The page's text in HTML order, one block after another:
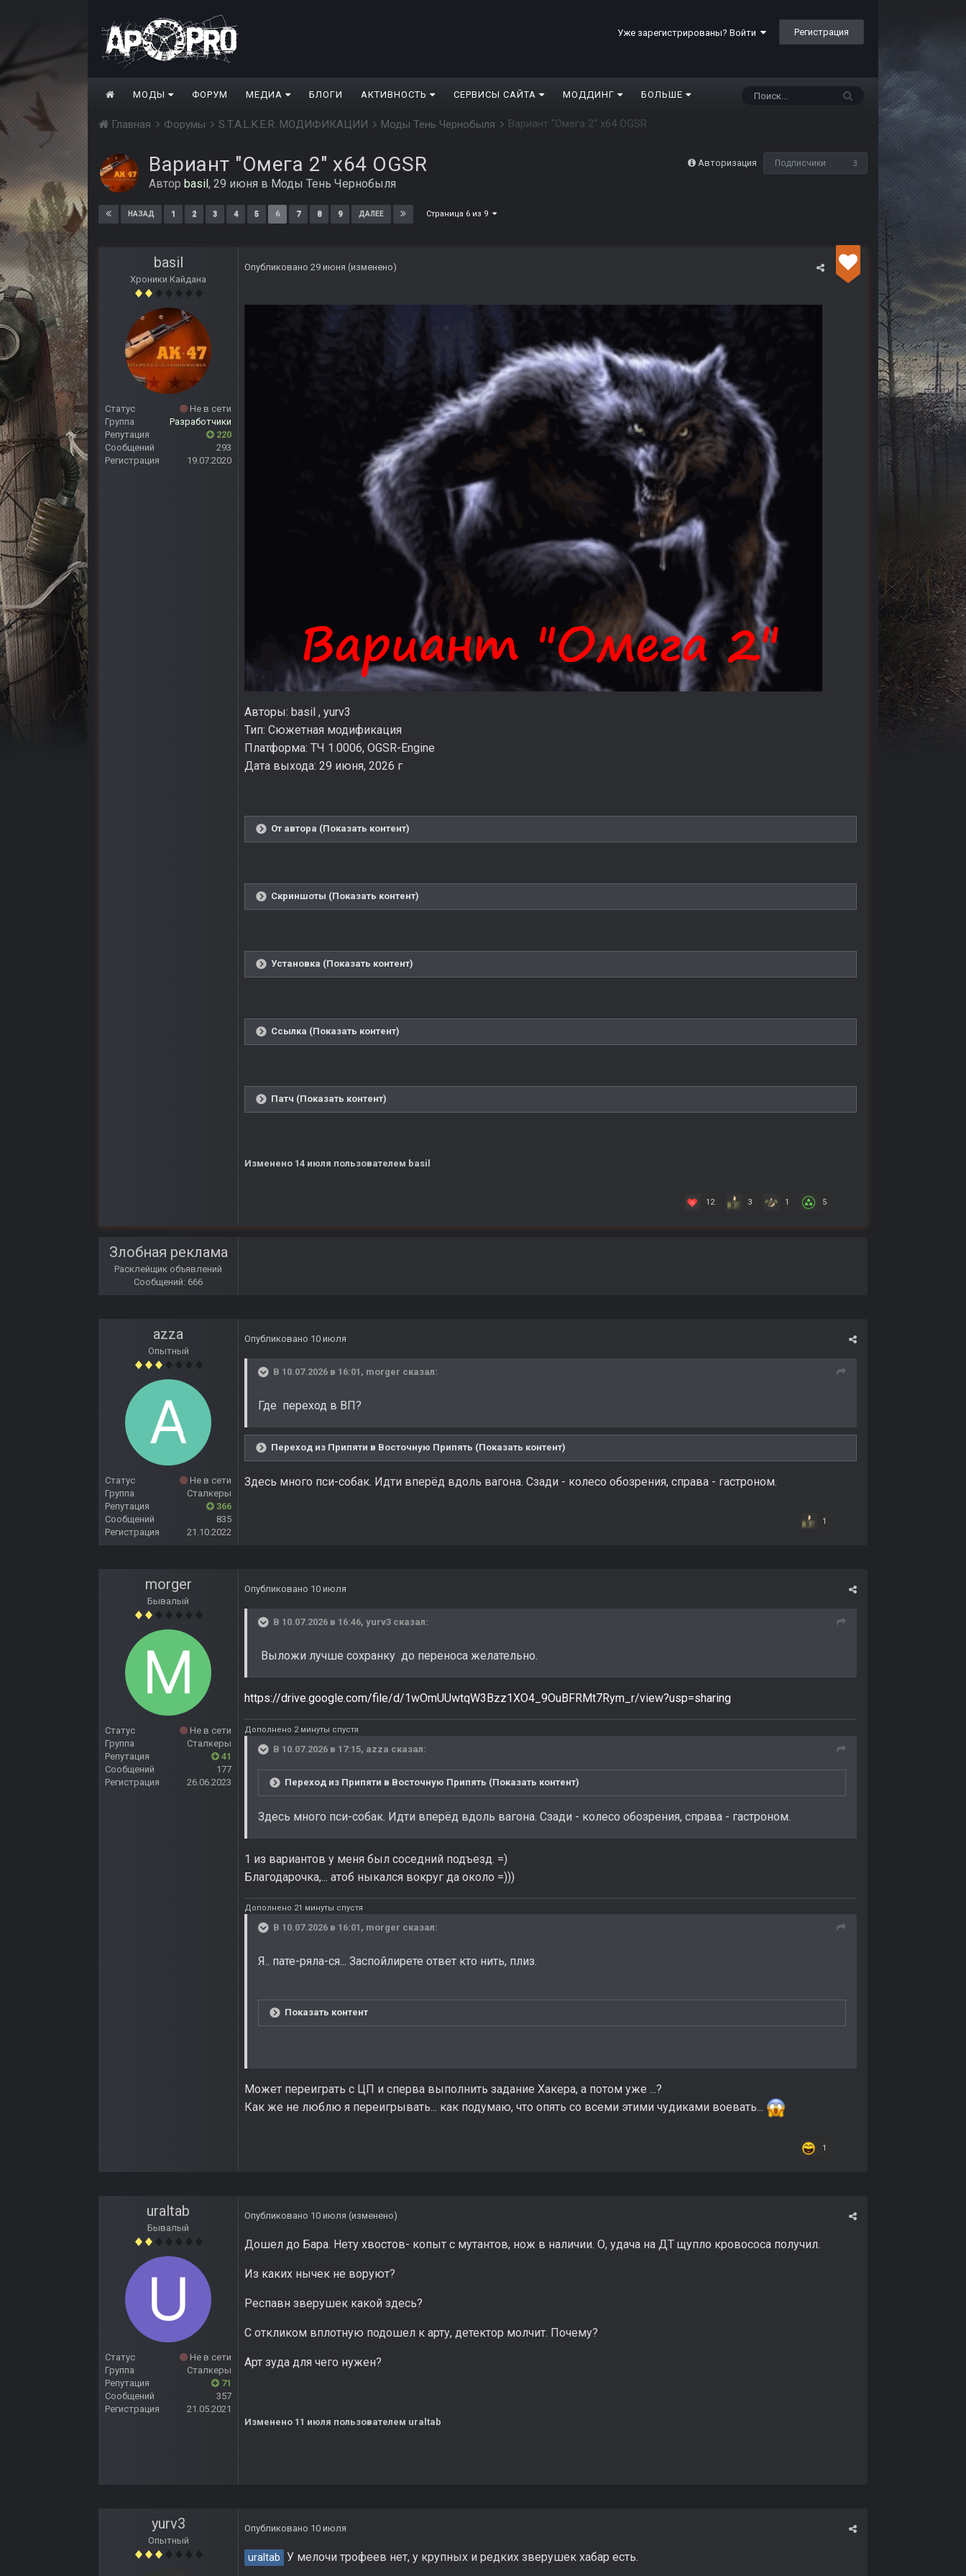
Уже зарегистрированы? Войти Регистрация
МОДЫ ФОРУМ МЕДИА БЛОГИ АКТИВНОСТЬ СЕРВИСЫ САЙТА МОДДИНГ БОЛЬШЕ
Главная Форумы S.T.A.L.K.E.R. МОДИФИКАЦИИ Моды Тень Чернобыля Вариант "Омега 2" x64 OGSR
Авторизация Подписчики 3
Вариант "Омега 2" x64 OGSR
Автор basil, 29 июня в Моды Тень Чернобыля
НАЗАД 1 2 3 4 5 6 7 8 9 ДАЛЕЕ Страница 6 из 9
basil
Хроники Кайдана
Статус
Не в сети
Группа
Разработчики
Репутация
220
Сообщений
293
Регистрация
19.07.2020
Опубликовано 29 июня (изменено)
Авторы: basil , yurv3
Тип: Сюжетная модификация
Платформа: ТЧ 1.0006, OGSR-Engine
Дата выхода: 29 июня, 2026 г
От автора (Показать контент)
Скриншоты (Показать контент)
Установка (Показать контент)
Ссылка (Показать контент)
Патч (Показать контент)
Изменено 14 июля пользователем basil
12 3 1 5
Злобная реклама
Расклейщик объявлений
Сообщений: 666
azza
Опытный
Статус
Не в сети
Группа
Сталкеры
Репутация
366
Сообщений
835
Регистрация
21.10.2022
Опубликовано 10 июля
В 10.07.2026 в 16:01, morger сказал:
Где переход в ВП?
Переход из Припяти в Восточную Припять (Показать контент)
Здесь много пси-собак. Идти вперёд вдоль вагона. Сзади - колесо обозрения, справа - гастроном.
1
morger
Бывалый
Статус
Не в сети
Группа
Сталкеры
Репутация
41
Сообщений
177
Регистрация
26.06.2023
Опубликовано 10 июля
В 10.07.2026 в 16:46, yurv3 сказал:
Выложи лучше сохранку до переноса желательно.
https://drive.google.com/file/d/1wOmUUwtqW3Bzz1XO4_9OuBFRMt7Rym_r/view?usp=sharing
Дополнено 2 минуты спустя
В 10.07.2026 в 17:15, azza сказал:
Переход из Припяти в Восточную Припять (Показать контент)
Здесь много пси-собак. Идти вперёд вдоль вагона. Сзади - колесо обозрения, справа - гастроном.
1 из вариантов у меня был соседний подъезд. =)
Благодарочка,... атоб ныкался вокруг да около =)))
Дополнено 21 минуты спустя
В 10.07.2026 в 16:01, morger сказал:
Я.. пате-ряла-ся... Заспойлирете ответ кто нить, плиз.
Показать контент
Может переиграть с ЦП и сперва выполнить задание Хакера, а потом уже ...?
Как же не люблю я переигрывать... как подумаю, что опять со всеми этими чудиками воевать...
1
uraltab
Бывалый
Статус
Не в сети
Группа
Сталкеры
Репутация
71
Сообщений
357
Регистрация
21.05.2021
Опубликовано 10 июля (изменено)
Дошел до Бара. Нету хвостов- копыт с мутантов, нож в наличии. О, удача на ДТ щупло кровососа получил.
Из каких нычек не воруют?
Респавн зверушек какой здесь?
С откликом вплотную подошел к арту, детектор молчит. Почему?
Арт зуда для чего нужен?
Изменено 11 июля пользователем uraltab
yurv3
Опытный
Опубликовано 10 июля
uraltab У мелочи трофеев нет, у крупных и редких зверушек хабар есть.